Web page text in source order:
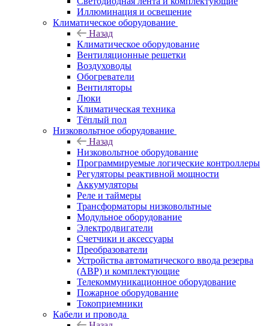
Иллюминация и освещение
Климатическое оборудование
Назад
Климатическое оборудование
Вентиляционные решетки
Воздуховоды
Обогреватели
Вентиляторы
Люки
Климатическая техника
Тёплый пол
Низковольтное оборудование
Назад
Низковольтное оборудование
Программируемые логические контроллеры
Регуляторы реактивной мощности
Аккумуляторы
Реле и таймеры
Трансформаторы низковольтные
Модульное оборудование
Электродвигатели
Счетчики и аксессуары
Преобразователи
Устройства автоматического ввода резерва
(АВР) и комплектующие
Телекоммуникационное оборудование
Пожарное оборудование
Токоприемники
Кабели и провода